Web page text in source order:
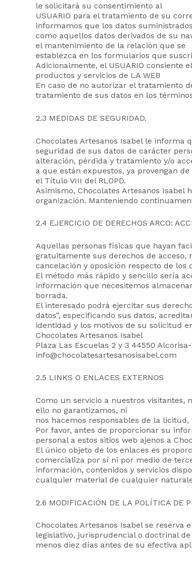
le solicitará su consentimiento al
USUARIO para el tratamiento de su
informamos que los datos
como aquellos datos derivados de su
el mantenimiento de la relación que se
establezca en los formularios que
Adicionalmente, el USUARIO
productos y servicios de LA WEB
En caso de no autorizar el tratamiento
tratamiento de sus datos en los
2.3 MEDIDAS DE SEGURIDAD.
Chocolates Artesanos Isabel le informa
seguridad de sus datos de carácter
alteración, pérdida y tratamiento y/o
a que están expuestos, ya provengan
el Título VIII del RLOPD.
Asimismo, Chocolates Artesanos
organización. Manteniendo
2.4 EJERCICIO DE DERECHOS ARCO:
Aquellas personas físicas que hayan
gratuitamente sus derechos de acceso,
cancelación y oposición respecto de los
El método más rápido y sencillo sería
información que necesitemos
borrada.
El interesado podrá ejercitar sus
datos”, especificando sus datos,
identidad y los motivos de su solicitud
Chocolates Artesanos Isabel
Plaza Las Escuelas 2 y 3 44550
info@chocolatesartesanosisabel.com
2.5 LINKS O ENLACES EXTERNOS
Como un servicio a nuestros visitantes,
ello no garantizamos, ni
nos hacemos responsables de la
Por favor, antes de proporcionar su
personal a estos sitios web ajenos a
El único objeto de los enlaces es
comercializa por sí ni por medio de
información, contenidos y servicios
cualquier material de cualquier
2.6 MODIFICACIÓN DE LA POLÍTICA DE
Chocolates Artesanos Isabel se
legislativo, jurisprudencial o doctrinal
menos diez días antes de su efectiva